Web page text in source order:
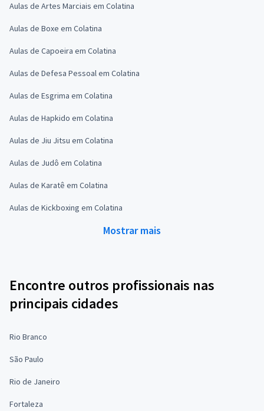
Aulas de Artes Marciais em Colatina
Aulas de Boxe em Colatina
Aulas de Capoeira em Colatina
Aulas de Defesa Pessoal em Colatina
Aulas de Esgrima em Colatina
Aulas de Hapkido em Colatina
Aulas de Jiu Jitsu em Colatina
Aulas de Judô em Colatina
Aulas de Karatê em Colatina
Aulas de Kickboxing em Colatina
Mostrar mais
Encontre outros profissionais nas
principais cidades
Rio Branco
São Paulo
Rio de Janeiro
Fortaleza